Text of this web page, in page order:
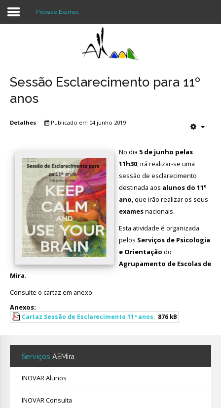
Register
Notícias
Projetos
Contactos
Avaliação
Provas e Exames
Sessão Esclarecimento para 11º
anos
Detalhes Publicado em 04 junho 2019
No dia 5 de junho pelas
11h30, irá realizar-se uma
sessão de esclarecimento
destinada aos alunos do 11º
ano, que irão realizar os seus
examesnacionais.
Esta atividade é organizada
pelos Serviços de Psicologia
e Orientação do
Agrupamento de Escolas de
Mira.
Consulte o cartaz em anexo.
Anexos:
Cartaz Sessão de Esclarecimento 11º anos. 876 kB
Serviços AEMira
INOVAR Alunos
INOVAR Consulta